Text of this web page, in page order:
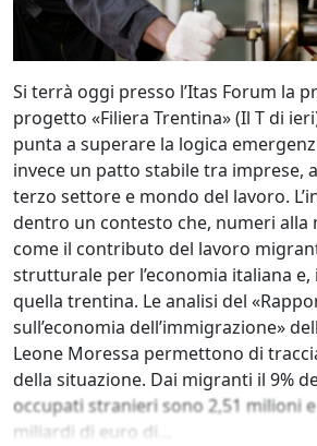
Si terrà oggi presso l’Itas Forum la
progetto «Filiera Trentina» (Il T di
punta a superare la logica
invece un patto stabile tra imprese,
terzo settore e mondo del lavoro.
dentro un contesto che, numeri alla
come il contributo del lavoro
strutturale per l’economia italiana
quella trentina. Le analisi del
sull’economia dell’immigrazione»
Leone Moressa permettono di
della situazione. Dai migranti il 9%
occupati stranieri sono 2,51 milioni
miliardi di euro di...